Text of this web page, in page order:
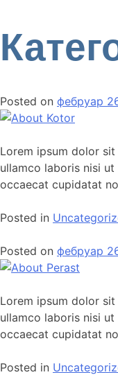
Posted on фебруар
Lorem ipsum dolor
ullamco laboris nisi
occaecat cupidatat
Posted in
Posted on фебруар
Lorem ipsum dolor
ullamco laboris nisi
occaecat cupidatat
Posted in